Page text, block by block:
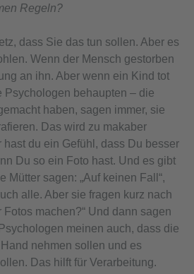
Regeln?
dass Sie das tun sollen. Aber es
Wenn der Mensch gestorben
an ihn. Aber wenn ein Kind tot
Psychologen behaupten – die
haben, sagen immer, sie
Das wird zu makaber
hast du ein Gefühl, dass Du besser
Du so ein Foto hast. Und es gibt
Mütter sagen: „Auf keinen Fall“,
alle. Aber sie fragen kurz nach
Fotos machen?“ Und dann sagen
meinen auch, dass die
nehmen sollen und es
Das hilft für Verarbeitung.